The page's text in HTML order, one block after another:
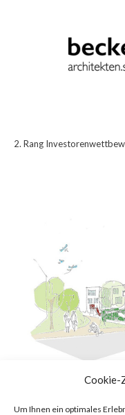
Cookie-
Um Ihnen ein optimales
2. Rang